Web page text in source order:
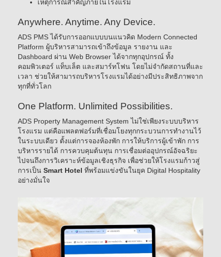
เหตุการณ์สำคัญภายในโรงแรม
Anywhere. Anytime. Any Device.
ADS PMS ได้รับการออกแบบบนแนวคิด Modern Connected
Platform ผู้บริหารสามารถเข้าถึงข้อมูล รายงาน และ
Dashboard ผ่าน Web Browser ได้จากทุกอุปกรณ์ ทั้ง
คอมพิวเตอร์ แท็บเล็ต และสมาร์ทโฟน โดยไม่จำกัดสถานที่และ
เวลา ช่วยให้สามารถบริหารโรงแรมได้อย่างมีประสิทธิภาพจาก
ทุกที่ทั่วโลก
One Platform. Unlimited Possibilities.
ADS Property Management System ไม่ใช่เพียงระบบบริหาร
โรงแรม แต่คือแพลตฟอร์มที่เชื่อมโยงทุกกระบวนการทำงานไว้
ในระบบเดียว ตั้งแต่การจองห้องพัก การให้บริการผู้เข้าพัก การ
บริหารรายได้ การควบคุมต้นทุน การเชื่อมต่ออุปกรณ์อัจฉริยะ
ไปจนถึงการวิเคราะห์ข้อมูลเชิงธุรกิจ เพื่อช่วยให้โรงแรมก้าวสู่
การเป็น Smart Hotel ที่พร้อมแข่งขันในยุค Digital Hospitality
อย่างมั่นใจ